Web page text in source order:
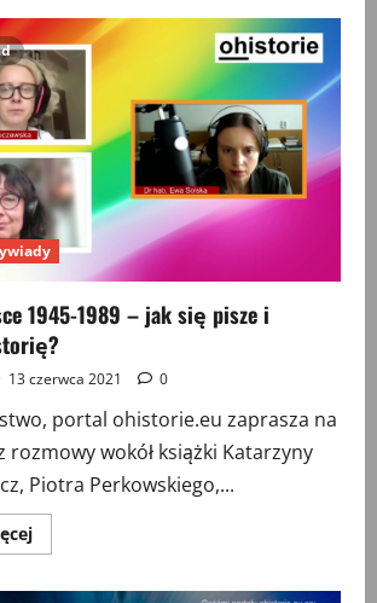
„Wycinanek”.
Publicystyka
prof.
Wojciecha
Wrzoska
1945-1989 – jak się pisze i
13 czerwca 2021 0
portal ohistorie.eu zaprasza na
rozmowy wokół książki Katarzyny
Piotra Perkowskiego,...
Przeczytaj
więcej